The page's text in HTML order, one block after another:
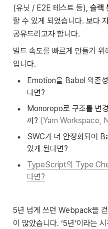
(유닛 / E2E 테스트 등), 슬랙
할 수 있게 되었습니다. 보다
공유드리고자 합니다.
빌드 속도를 빠르게 만들기
입니다.
•
Emotion을 Babel 의존
다면?
•
Monorepo로 구조를 변
까? (Yarn Workspace,
•
SWC가 더 안정화되어
있게 된다면?
• TypeScript의 Type
다면?
5년 넘게 쓰던 Webpack을
이 많았습니다. ‘5년’이라는